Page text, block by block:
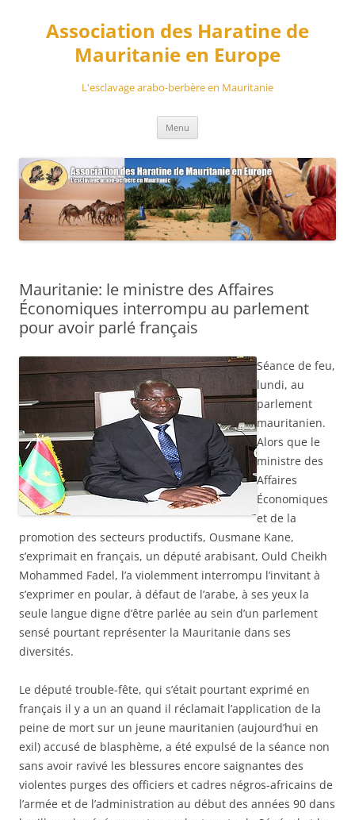
contenuAssociation des Haratine de
Mauritanie en Europe
L'esclavage arabo-berbère en Mauritanie
Menu
Mauritanie: le ministre des Affaires
Économiques interrompu au parlement
pour avoir parlé français
Séance de feu,
lundi, au
parlement
mauritanien.
Alors que le
ministre des
Affaires
Économiques
et de la
promotion des secteurs productifs, Ousmane Kane,
s’exprimait en français, un député arabisant, Ould Cheikh
Mohammed Fadel, l’a violemment interrompu l’invitant à
s’exprimer en poular, à défaut de l’arabe, à ses yeux la
seule langue digne d’être parlée au sein d’un parlement
sensé pourtant représenter la Mauritanie dans ses
diversités.
Le député trouble-fête, qui s’était pourtant exprimé en
français il y a un an quand il réclamait l’application de la
peine de mort sur un jeune mauritanien (aujourd’hui en
exil) accusé de blasphème, a été expulsé de la séance non
sans avoir ravivé les blessures encore saignantes des
violentes purges des officiers et cadres négros-africains de
l’armée et de l’administration au début des années 90 dans